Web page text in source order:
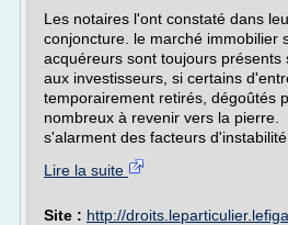
Les notaires l'ont constaté dans
conjoncture. le marché immobilier
acquéreurs sont toujours présents
aux investisseurs, si certains
temporairement retirés, dégoûtés
nombreux à revenir vers la pierre.
s'alarment des facteurs
Lire la suite
Site : http://